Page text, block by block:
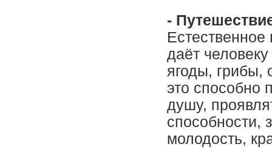
-
Естественное
даёт
ягоды, грибы,
это способно
душу,
способности,
молодость,